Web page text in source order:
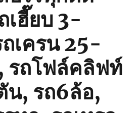
เฮี๊ยบ 3-
เครน 25-
รถโฟล์คลิฟท์
น, รถ6ล้อ,